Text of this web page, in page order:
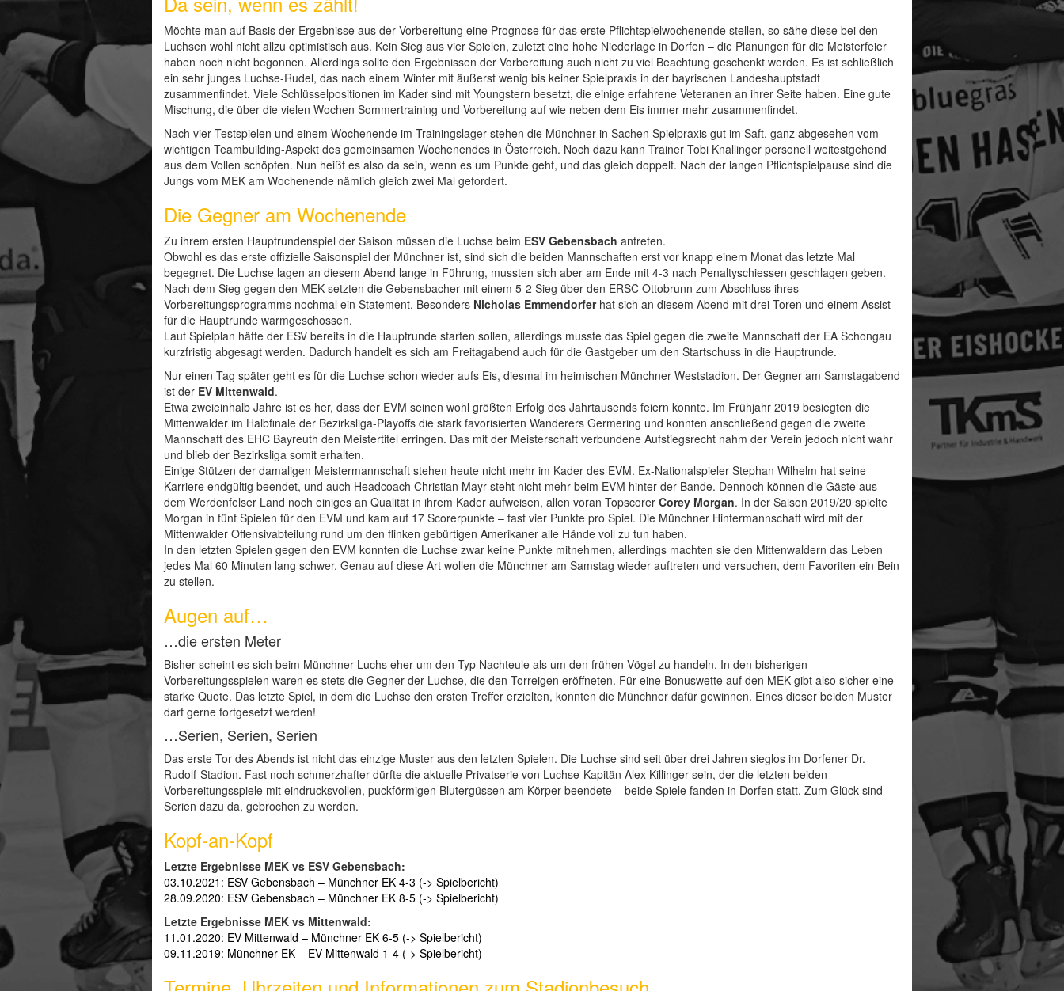
Möchte man auf Basis der Ergebnisse aus der Vorbereitung eine Prognose für das erste Pflichtspielwochenende stellen, so sähe diese bei den
Luchsen wohl nicht allzu optimistisch aus. Kein Sieg aus vier Spielen, zuletzt eine hohe Niederlage in Dorfen – die Planungen für die Meisterfeier
haben noch nicht begonnen. Allerdings sollte den Ergebnissen der Vorbereitung auch nicht zu viel Beachtung geschenkt werden. Es ist schließlich
ein sehr junges Luchse-Rudel, das nach einem Winter mit äußerst wenig bis keiner Spielpraxis in der bayrischen Landeshauptstadt
zusammenfindet. Viele Schlüsselpositionen im Kader sind mit Youngstern besetzt, die einige erfahrene Veteranen an ihrer Seite haben. Eine gute
Mischung, die über die vielen Wochen Sommertraining und Vorbereitung auf wie neben dem Eis immer mehr zusammenfindet.
Nach vier Testspielen und einem Wochenende im Trainingslager stehen die Münchner in Sachen Spielpraxis gut im Saft, ganz abgesehen vom
wichtigen Teambuilding-Aspekt des gemeinsamen Wochenendes in Österreich. Noch dazu kann Trainer Tobi Knallinger personell weitestgehend
aus dem Vollen schöpfen. Nun heißt es also da sein, wenn es um Punkte geht, und das gleich doppelt. Nach der langen Pflichtspielpause sind die
Jungs vom MEK am Wochenende nämlich gleich zwei Mal gefordert.
Die Gegner am Wochenende
Zu ihrem ersten Hauptrundenspiel der Saison müssen die Luchse beim ESV Gebensbach antreten.
Obwohl es das erste offizielle Saisonspiel der Münchner ist, sind sich die beiden Mannschaften erst vor knapp einem Monat das letzte Mal
begegnet. Die Luchse lagen an diesem Abend lange in Führung, mussten sich aber am Ende mit 4-3 nach Penaltyschiessen geschlagen geben.
Nach dem Sieg gegen den MEK setzten die Gebensbacher mit einem 5-2 Sieg über den ERSC Ottobrunn zum Abschluss ihres
Vorbereitungsprogramms nochmal ein Statement. Besonders Nicholas Emmendorfer hat sich an diesem Abend mit drei Toren und einem Assist
für die Hauptrunde warmgeschossen.
Laut Spielplan hätte der ESV bereits in die Hauptrunde starten sollen, allerdings musste das Spiel gegen die zweite Mannschaft der EA Schongau
kurzfristig abgesagt werden. Dadurch handelt es sich am Freitagabend auch für die Gastgeber um den Startschuss in die Hauptrunde.
Nur einen Tag später geht es für die Luchse schon wieder aufs Eis, diesmal im heimischen Münchner Weststadion. Der Gegner am Samstagabend
ist der EV Mittenwald.
Etwa zweieinhalb Jahre ist es her, dass der EVM seinen wohl größten Erfolg des Jahrtausends feiern konnte. Im Frühjahr 2019 besiegten die
Mittenwalder im Halbfinale der Bezirksliga-Playoffs die stark favorisierten Wanderers Germering und konnten anschließend gegen die zweite
Mannschaft des EHC Bayreuth den Meistertitel erringen. Das mit der Meisterschaft verbundene Aufstiegsrecht nahm der Verein jedoch nicht wahr
und blieb der Bezirksliga somit erhalten.
Einige Stützen der damaligen Meistermannschaft stehen heute nicht mehr im Kader des EVM. Ex-Nationalspieler Stephan Wilhelm hat seine
Karriere endgültig beendet, und auch Headcoach Christian Mayr steht nicht mehr beim EVM hinter der Bande. Dennoch können die Gäste aus
dem Werdenfelser Land noch einiges an Qualität in ihrem Kader aufweisen, allen voran Topscorer Corey Morgan. In der Saison 2019/20 spielte
Morgan in fünf Spielen für den EVM und kam auf 17 Scorerpunkte – fast vier Punkte pro Spiel. Die Münchner Hintermannschaft wird mit der
Mittenwalder Offensivabteilung rund um den flinken gebürtigen Amerikaner alle Hände voll zu tun haben.
In den letzten Spielen gegen den EVM konnten die Luchse zwar keine Punkte mitnehmen, allerdings machten sie den Mittenwaldern das Leben
jedes Mal 60 Minuten lang schwer. Genau auf diese Art wollen die Münchner am Samstag wieder auftreten und versuchen, dem Favoriten ein Bein
zu stellen.
Augen auf…
…die ersten Meter
Bisher scheint es sich beim Münchner Luchs eher um den Typ Nachteule als um den frühen Vögel zu handeln. In den bisherigen
Vorbereitungsspielen waren es stets die Gegner der Luchse, die den Torreigen eröffneten. Für eine Bonuswette auf den MEK gibt also sicher eine
starke Quote. Das letzte Spiel, in dem die Luchse den ersten Treffer erzielten, konnten die Münchner dafür gewinnen. Eines dieser beiden Muster
darf gerne fortgesetzt werden!
…Serien, Serien, Serien
Das erste Tor des Abends ist nicht das einzige Muster aus den letzten Spielen. Die Luchse sind seit über drei Jahren sieglos im Dorfener Dr.
Rudolf-Stadion. Fast noch schmerzhafter dürfte die aktuelle Privatserie von Luchse-Kapitän Alex Killinger sein, der die letzten beiden
Vorbereitungsspiele mit eindrucksvollen, puckförmigen Blutergüssen am Körper beendete – beide Spiele fanden in Dorfen statt. Zum Glück sind
Serien dazu da, gebrochen zu werden.
Kopf-an-Kopf
Letzte Ergebnisse MEK vs ESV Gebensbach:
03.10.2021: ESV Gebensbach – Münchner EK 4-3 (-> Spielbericht)
28.09.2020: ESV Gebensbach – Münchner EK 8-5 (-> Spielbericht)
Letzte Ergebnisse MEK vs Mittenwald:
11.01.2020: EV Mittenwald – Münchner EK 6-5 (-> Spielbericht)
09.11.2019: Münchner EK – EV Mittenwald 1-4 (-> Spielbericht)